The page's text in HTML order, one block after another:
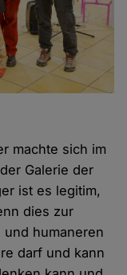
machte sich im
Galerie der
ist es legitim,
dies zur
humaneren
darf und kann